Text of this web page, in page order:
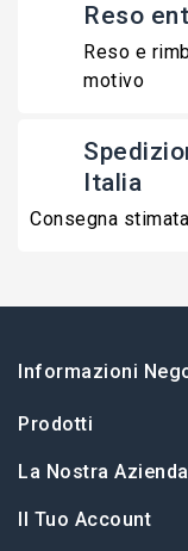
Reso
Reso e
motivo
Italia
Consegna
Informazioni
Prodotti
La Nostra Azienda
Il Tuo Account